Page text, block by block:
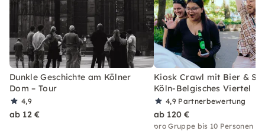
Dunkle Geschichte am Kölner
Dom – Tour
4,9
ab 12 €
Kiosk Crawl mit Bier &
Köln-Belgisches Viertel
4,9 Partnerbewertung
ab 120 €
pro Gruppe bis 10 Personen